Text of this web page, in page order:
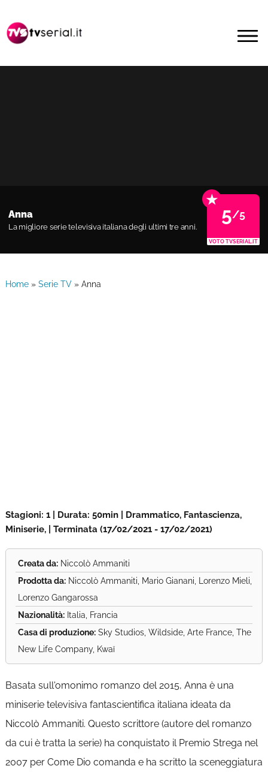
alla
navigazione
contenuto
MENU
Anna
La migliore serie televisiva italiana degli ultimi tre anni.
★
5/5
VOTO TVSERIAL.IT
Home» Serie TV» Anna
Stagioni: 1 | Durata: 50min | Drammatico, Fantascienza,
Miniserie, | Terminata (17/02/2021 - 17/02/2021)
Creata da:Niccolò Ammaniti
Prodotta da:Niccolò Ammaniti, Mario Gianani, Lorenzo Mieli,
Lorenzo Gangarossa
Nazionalità:Italia, Francia
Casa di produzione:Sky Studios, Wildside, Arte France, The
New Life Company, Kwaï
Basata sull'omonimo romanzo del 2015, Anna è una
miniserie televisiva fantascientifica italiana ideata da
Niccolò Ammaniti. Questo scrittore (autore del romanzo
da cui è tratta la serie) ha conquistato il Premio Strega nel
2007 per Come Dio comanda e ha scritto la sceneggiatura